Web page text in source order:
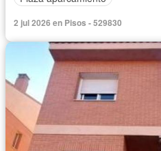
2 jul 2026 en Pisos - 529830